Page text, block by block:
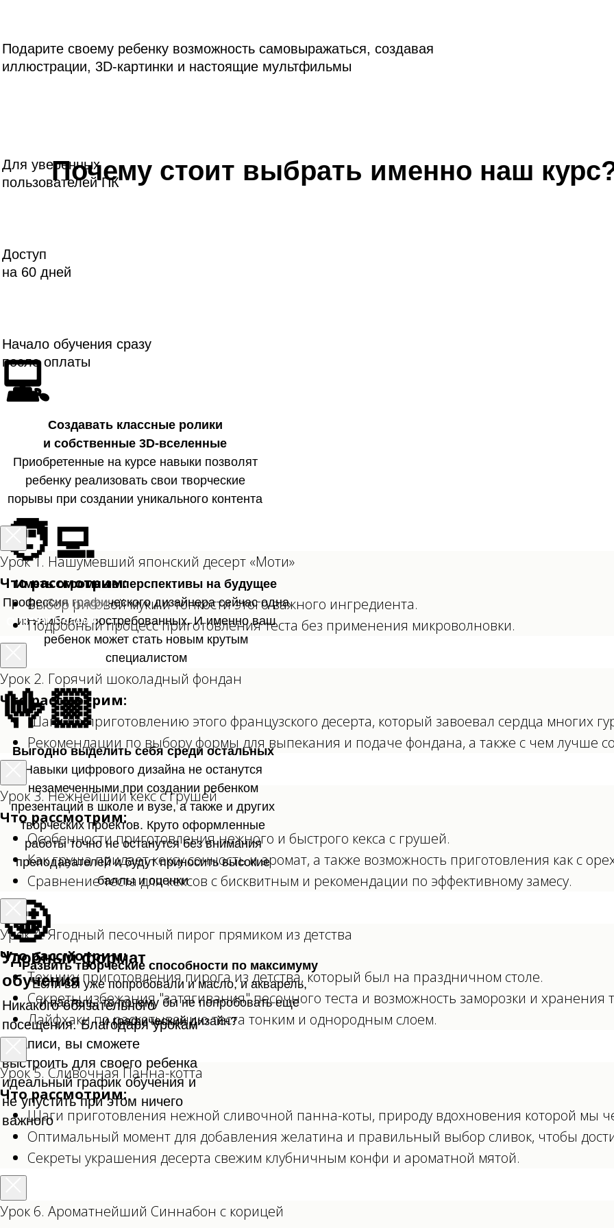
Подарите своему ребенку возможность самовыражаться, создавая
иллюстрации, 3D-картинки и настоящие мультфильмы
Для уверенных
пользователей ПК
Доступ
на 60 дней
Начало обучения сразу
после оплаты
💻
Создавать классные ролики
и собственные 3D-вселенные
Приобретенные на курсе навыки позволят
ребенку реализовать свои творческие
порывы при создании уникального контента
🧑‍💻
Иметь огромные перспективы на будущее
Профессия графического дизайнера сейчас одна
из наиболее востребованных. И именно ваш
ребенок может стать новым крутым
специалистом
🤟🏼
Выгодно выделить себя среди остальных
Навыки цифрового дизайна не останутся
незамеченными при создании ребенком
презентаций в школе и вузе, а также и других
творческих проектов. Круто оформленные
работы точно не останутся без внимания
преподавателей и будут приносить высокие
баллы и оценки
🤩
Развить творческие способности по максимуму
Если вы уже попробовали и масло, и акварель,
и пастель, то почему бы не попробовать еще
и графический дизайн?
Почему стоит выбрать именно наш
Удобный формат
обучения
Никакого обязательного
посещения. Благодаря урокам
в записи, вы сможете
выстроить для своего ребенка
идеальный график обучения и
не упустить при этом ничего
важного
О ПРОГРАММЕ
Урок 1. Нашумевший японский десерт «Моти»
Что рассмотрим:
Выбор рисовой муки и тонкости этого важного ингредиента.
Подробный процесс приготовления теста без применения микроволновки.
Урок 2. Горячий шоколадный фондан
Что рассмотрим:
Шаги по приготовлению этого французского десерта, который завоевал сердца многих
Рекомендации по выбору формы для выпекания и подаче фондана, а также с чем лучше
Урок 3. Нежнейший кекс с грушей
Что рассмотрим:
Особенности приготовления нежного и быстрого кекса с грушей.
Как груша придает кексу сочность и аромат, а также возможность приготовления как с
Сравнение теста для кексов с бисквитным и рекомендации по эффективному замесу.
Урок 4. Ягодный песочный пирог прямиком из детства
Что рассмотрим:
Технику приготовления пирога из детства, который был на праздничном столе.
Секреты избежания "затягивания" песочного теста и возможность заморозки и хранения
Лайфхаки по раскатыванию теста тонким и однородным слоем.
Урок 5. Сливочная Панна-котта
Что рассмотрим:
Шаги приготовления нежной сливочной панна-коты, природу вдохновения которой мы
Оптимальный момент для добавления желатина и правильный выбор сливок, чтобы
Секреты украшения десерта свежим клубничным конфи и ароматной мятой.
Урок 6. Ароматнейший Синнабон с корицей